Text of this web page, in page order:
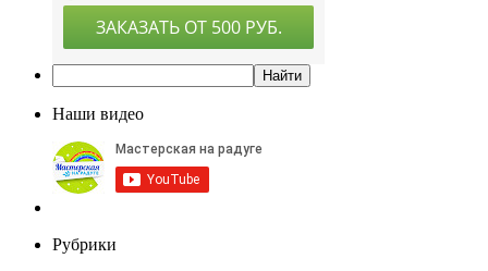
Наши видео
Рубрики